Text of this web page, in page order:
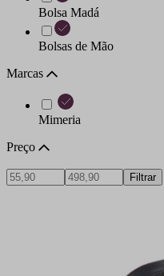
Bolsa Madá
Bolsas de Mão
Marcas
Mimeria
Preço
Filtrar